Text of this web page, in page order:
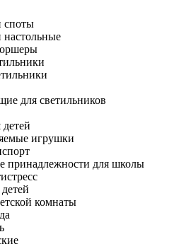
споты
для светильников
игрушки
принадлежности для школы
комнаты